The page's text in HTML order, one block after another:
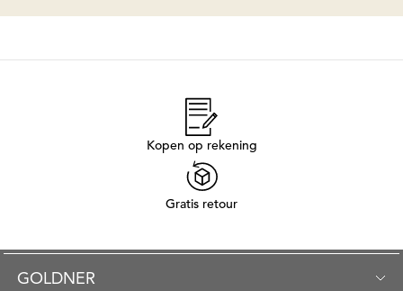
Kopen op rekening
Gratis retour
GOLDNER